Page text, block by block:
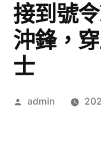
接到號
沖鋒，
士
作
admin